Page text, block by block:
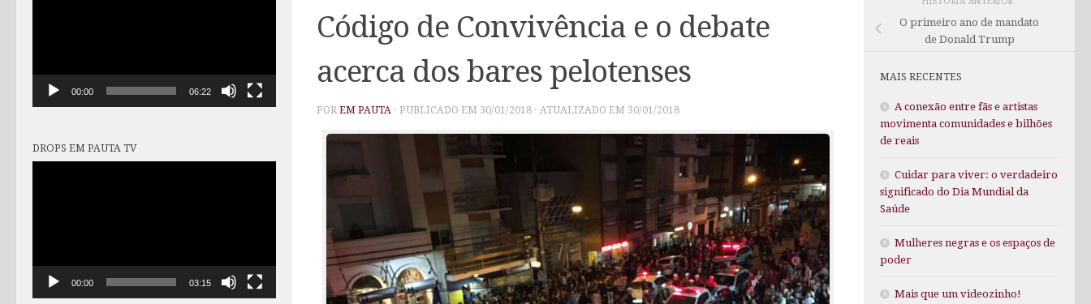
Código de Convivência e o debate
acerca dos bares pelotenses
POR EM PAUTA · PUBLICADO EM 30/01/2018 · ATUALIZADO EM 30/01/2018
00:00 06:22
DROPS EM PAUTA TV
00:00 03:15
O primeiro ano de mandato
de Donald Trump
MAIS RECENTES
A conexão entre fãs e artistas
movimenta comunidades e bilhões
de reais
Cuidar para viver: o verdadeiro
significado do Dia Mundial da
Saúde
Mulheres negras e os espaços de
poder
Mais que um videozinho!